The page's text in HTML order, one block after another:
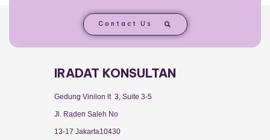
Contact Us
IRADAT KONSULTAN
Gedung Vinilon lt 3, Suite 3-5
Jl. Raden Saleh No
13-17 Jakarta10430